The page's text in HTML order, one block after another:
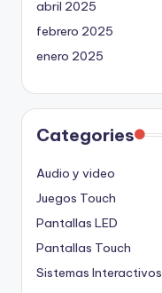
abril 2025
febrero 2025
enero 2025
Categories
Audio y video
Juegos Touch
Pantallas LED
Pantallas Touch
Sistemas Interactivos